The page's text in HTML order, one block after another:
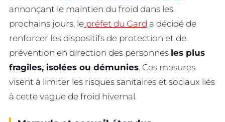
annonçant le maintien du froid dans les
prochains jours, le préfet du Gard a décidé de
renforcer les dispositifs de protection et de
prévention en direction des personnes les plus
fragiles, isolées ou démunies. Ces mesures
visent à limiter les risques sanitaires et sociaux liés
à cette vague de froid hivernal.